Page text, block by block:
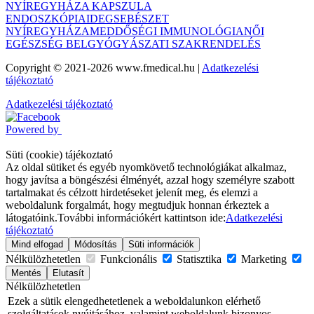
NYÍREGYHÁZA KAPSZULA
ENDOSZKÓPIAIDEGSEBÉSZET
NYÍREGYHÁZAMEDDŐSÉGI IMMUNOLÓGIANŐI
EGÉSZSÉG BELGYÓGYÁSZATI SZAKRENDELÉS
Copyright © 2021-2026 www.fmedical.hu | Adatkezelési
tájékoztató
Adatkezelési tájékoztató
Powered by
Süti (cookie) tájékoztató
Az oldal sütiket és egyéb nyomkövető technológiákat alkalmaz,
hogy javítsa a böngészési élményét, azzal hogy személyre szabott
tartalmakat és célzott hirdetéseket jelenít meg, és elemzi a
weboldalunk forgalmát, hogy megtudjuk honnan érkeztek a
látogatóink.További információkért kattintson ide:Adatkezelési
tájékoztató
Mind elfogad Módosítás Süti információk
Nélkülözhetetlen Funkcionális Statisztika Marketing
Mentés Elutasít
Nélkülözhetetlen
Ezek a sütik elengedhetetlenek a weboldalunkon elérhető